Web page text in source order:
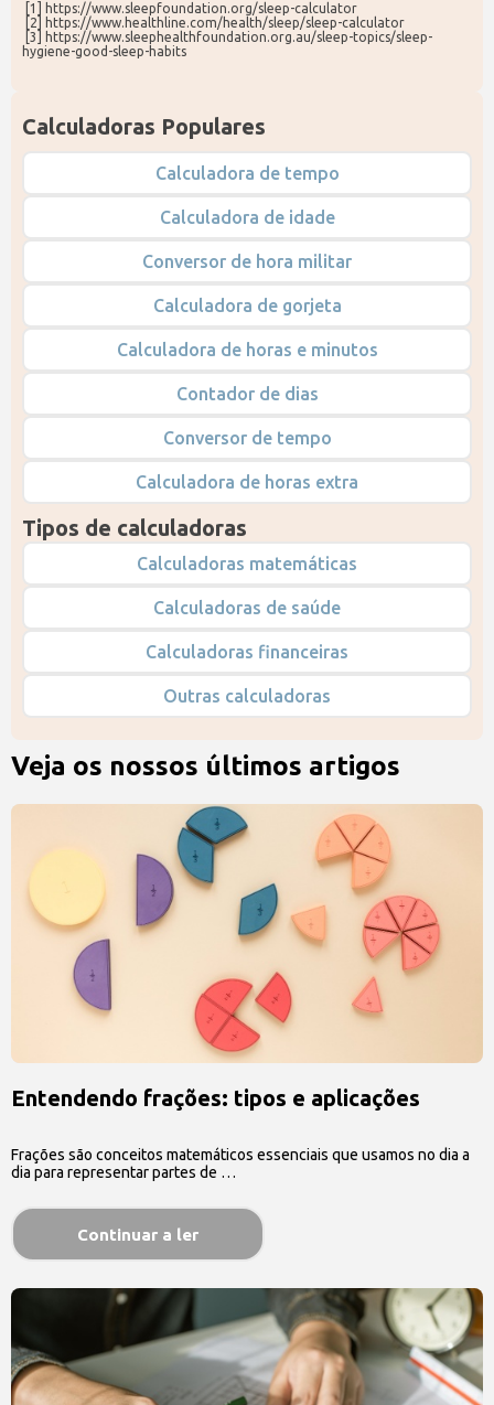
[1] https://www.sleepfoundation.org/sleep-calculator
[2] https://www.healthline.com/health/sleep/sleep-calculator
hygiene-good-sleep-habits
Calculadoras Populares
Calculadora de tempo
Calculadora de idade
Conversor de hora militar
Calculadora de gorjeta
Calculadora de horas e minutos
Contador de dias
Conversor de tempo
Calculadora de horas extra
Tipos de calculadoras
Calculadoras matemáticas
Calculadoras de saúde
Calculadoras financeiras
Outras calculadoras
Veja os nossos últimos artigos
Entendendo frações: tipos e aplicações
Frações são conceitos matemáticos essenciais que usamos no dia a
dia para representar partes de …
Continuar a ler